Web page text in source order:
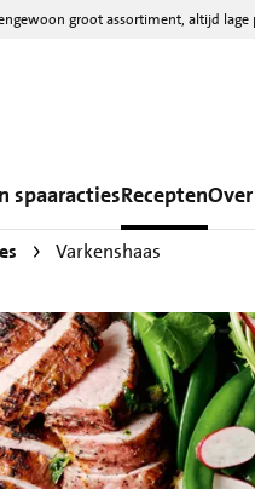
groot assortiment, altijd lage
spaaractiesRecepten
Varkenshaas